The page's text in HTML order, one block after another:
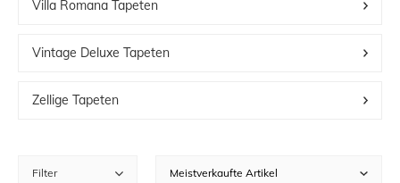
Vintage Deluxe Tapeten
Zellige Tapeten
Villa Romana Tapeten
Filter